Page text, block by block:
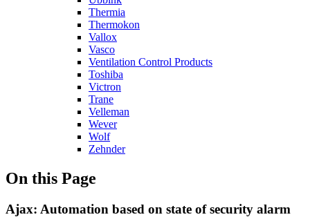
Thermia
Thermokon
Vallox
Vasco
Ventilation Control Products
Toshiba
Victron
Trane
Velleman
Wever
Wolf
Zehnder
On this Page
Ajax: Automation based on state of security alarm